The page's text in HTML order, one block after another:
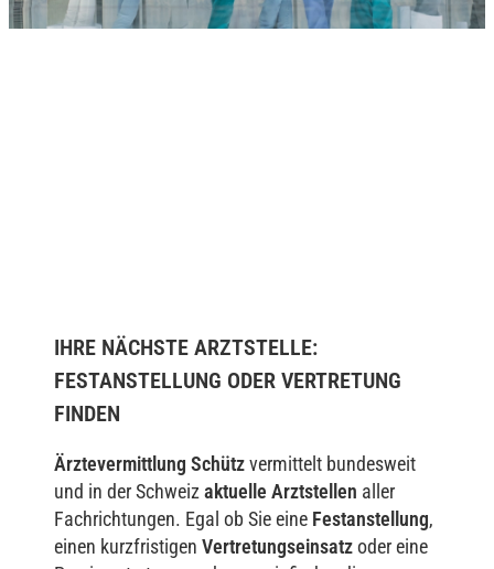
IHRE NÄCHSTE ARZTSTELLE:
FESTANSTELLUNG ODER VERTRETUNG
FINDEN
Ärztevermittlung Schützvermittelt bundesweit
und in der Schweiz aktuelle Arztstellen aller
Fachrichtungen. Egal ob Sie eine Festanstellung,
einen kurzfristigen Vertretungseinsatzoder eine